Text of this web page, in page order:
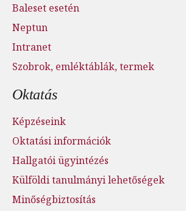
Baleset esetén
Neptun
Intranet
Szobrok, emléktáblák, termek
Oktatás
Képzéseink
Oktatási információk
Hallgatói ügyintézés
Külföldi tanulmányi lehetőségek
Minőségbiztosítás